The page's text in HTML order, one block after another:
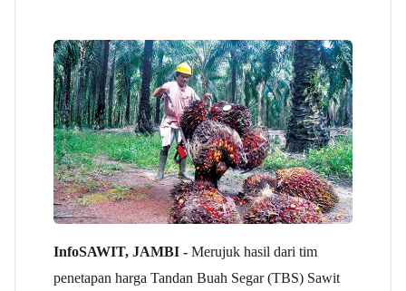
InfoSAWIT, JAMBI - Merujuk hasil dari tim
penetapan harga Tandan Buah Segar (TBS) Sawit